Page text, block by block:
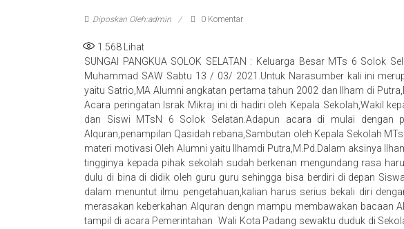
Diposkan Oleh:admin 0 Komentar
1.568 Lihat
SUNGAI PANGKUA SOLOK SELATAN : Keluarga Besar MTs 6 Solok
Muhammad SAW Sabtu 13 / 03/ 2021.Untuk Narasumber kali ini
yaitu Satrio,MA Alumni angkatan pertama tahun 2002 dan Ilham di
Acara peringatan Israk Mikraj ini di hadiri oleh Kepala Sekolah,Wakil
dan Siswi MTsN 6 Solok Selatan.Adapun acara di mulai dengan
Alquran,penampilan Qasidah rebana,Sambutan oleh Kepala Sekolah
materi motivasi Oleh Alumni yaitu Ilhamdi Putra,M.Pd.Dalam aksinya
tingginya kepada pihak sekolah sudah berkenan mengundang rasa
dulu di bina di didik oleh guru guru sehingga bisa berdiri di depan
dalam menuntut ilmu pengetahuan,kalian harus serius bekali diri
merasakan keberkahan Alquran dengn mampu membawakan bacaan
tampil di acara Pemerintahan Wali Kota Padang sewaktu duduk di